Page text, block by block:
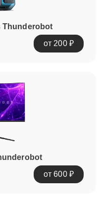
от 200 ₽
от 600 ₽